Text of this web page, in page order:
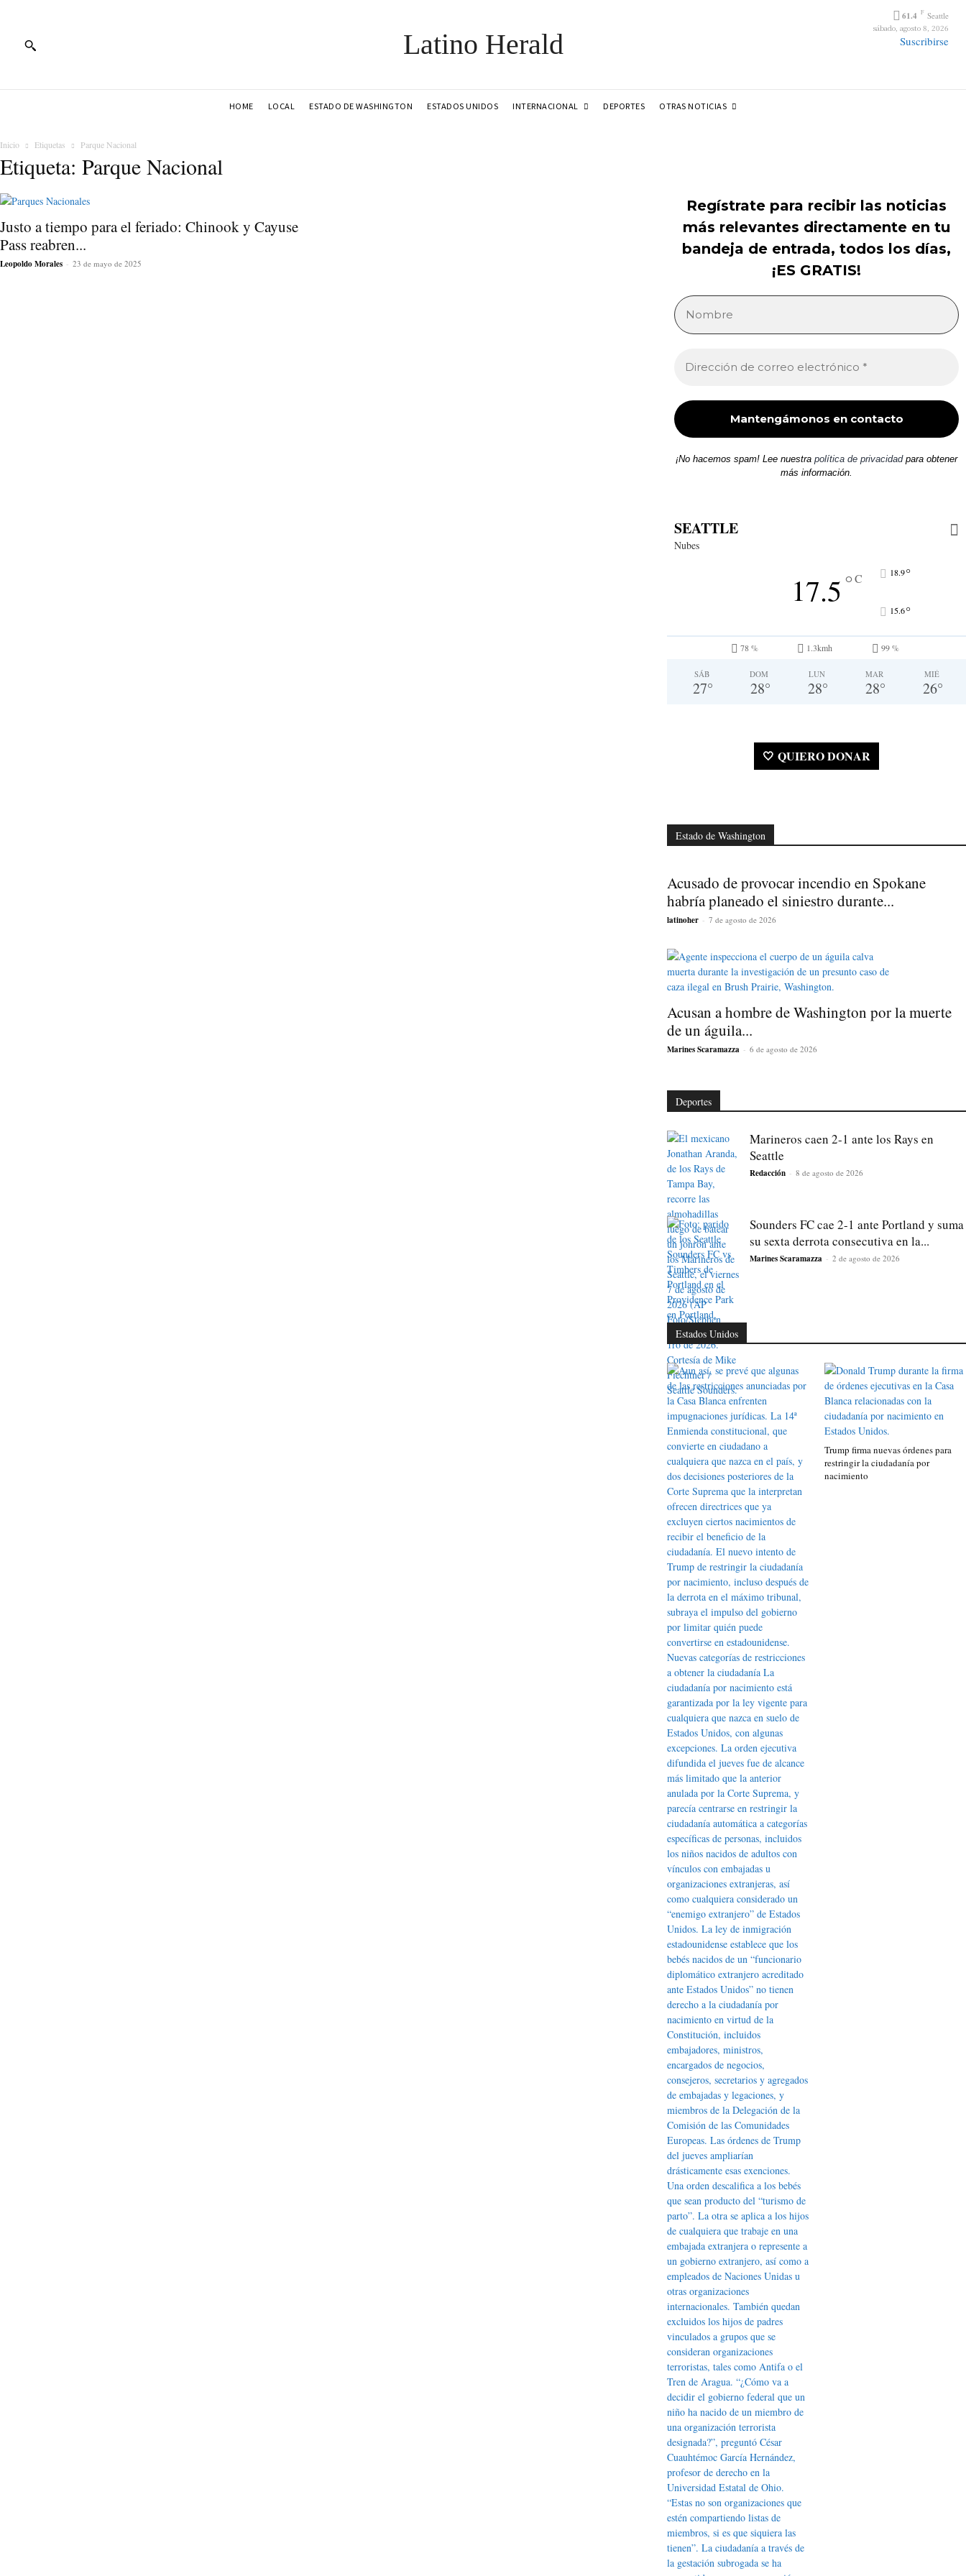
Latino Herald
61.4 F Seattle
sábado, agosto 8, 2026
Suscribirse
HOME LOCAL ESTADO DE WASHINGTON ESTADOS UNIDOS INTERNACIONAL DEPORTES OTRAS NOTICIAS
Inicio Etiquetas Parque Nacional
Etiqueta: Parque Nacional
Justo a tiempo para el feriado: Chinook y Cayuse
Pass reabren...
Leopoldo Morales - 23 de mayo de 2025
Regístrate para recibir las noticias
más relevantes directamente en tu
bandeja de entrada, todos los días,
¡ES GRATIS!
¡No hacemos spam! Lee nuestra política de privacidadpara obtener
más información.
SEATTLE
Nubes
17.5°C 18.9°
15.6°
78 % 1.3kmh 99 %
SÁB
27°
DOM
28°
LUN
28°
MAR
28°
MIÉ
26°
🤍 QUIERO DONAR
Estado de Washington
Acusado de provocar incendio en Spokane
habría planeado el siniestro durante...
latinoher - 7 de agosto de 2026
Acusan a hombre de Washington por la muerte
de un águila...
Marines Scaramazza - 6 de agosto de 2026
Deportes
Marineros caen 2-1 ante los Rays en
Seattle
Redacción - 8 de agosto de 2026
Sounders FC cae 2-1 ante Portland y suma
su sexta derrota consecutiva en la...
Marines Scaramazza - 2 de agosto de 2026
Estados Unidos
Trump firma nuevas órdenes para
restringir la ciudadanía por
nacimiento